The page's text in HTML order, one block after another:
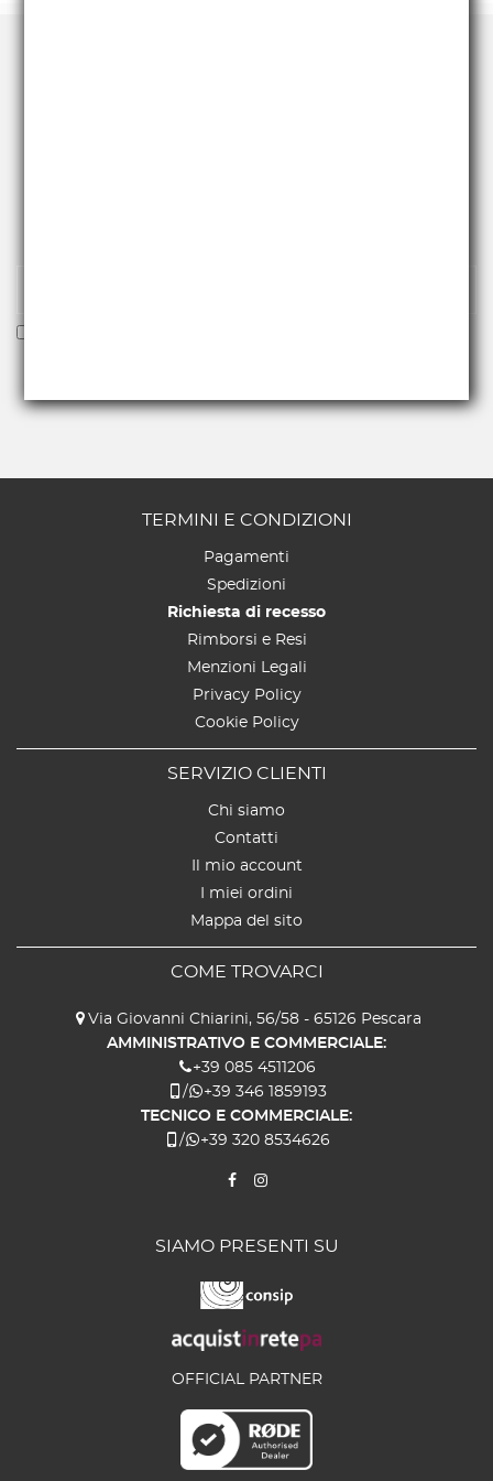
TERMINI E CONDIZIONI
Pagamenti
Spedizioni
Richiesta di recesso
Rimborsi e Resi
Menzioni Legali
Privacy Policy
Cookie Policy
SERVIZIO CLIENTI
Chi siamo
Contatti
Il mio account
I miei ordini
Mappa del sito
COME TROVARCI
Via Giovanni Chiarini, 56/58 - 65126 Pescara
AMMINISTRATIVO E COMMERCIALE:
+39 085 4511206
/
+39 346 1859193
TECNICO E COMMERCIALE:
/
+39 320 8534626
SIAMO PRESENTI SU
OFFICIAL PARTNER